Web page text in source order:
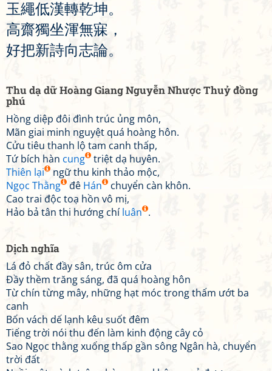
玉繩低漢轉乾坤。
高齋獨坐渾無寐 ，
好把新詩向志論。
Thu dạ dữ Hoàng Giang Nguyễn Nhược Thuỷ đồng
phú
Hồng diệp đôi đình trúc ủng môn,
Mãn giai minh nguyệt quá hoàng hôn.
Cửu tiêu thanh lộ tam canh thấp,
Tứ bích hàn cung
triệt dạ huyên.
Thiên lại
ngữ thu kinh thảo mộc,
Ngọc Thằng
đê Hán
chuyển càn khôn.
Cao trai độc toạ hồn vô mị,
Hảo bả tân thi hướng chíluân .
Dịch nghĩa
Lá đỏ chất đầy sân, trúc ôm cửa
Đầy thềm trăng sáng, đã quá hoàng hôn
Từ chín từng mây, những hạt móc trong thấm ướt ba
canh
Bốn vách dế lạnh kêu suốt đêm
Tiếng trời nói thu đến làm kinh động cây cỏ
Sao Ngọc thằng xuống thấp gần sông Ngân hà, chuyển
trời đất